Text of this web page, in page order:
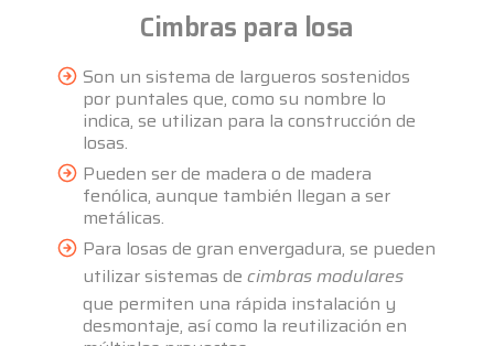
Cimbras para losa
Son un sistema de largueros sostenidos
por puntales que, como su nombre lo
indica, se utilizan para la construcción de
losas.
Pueden ser de madera o de madera
fenólica, aunque también llegan a ser
metálicas.
Para losas de gran envergadura, se pueden
utilizar sistemas decimbras modulares
que permiten una rápida instalación y
desmontaje, así como la reutilización en